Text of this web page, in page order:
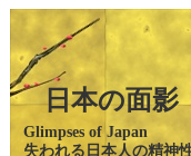
日本の面影
Glimpses of Japan
失われる日本人の精